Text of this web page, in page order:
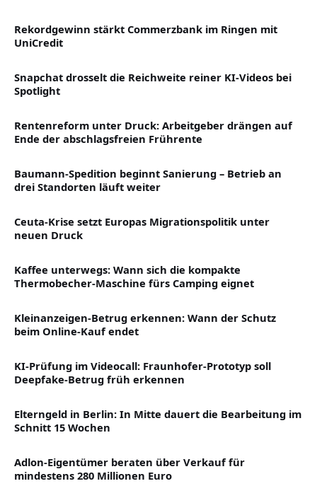
Rekordgewinn stärkt Commerzbank im Ringen mit
UniCredit
Snapchat drosselt die Reichweite reiner KI-Videos bei
Spotlight
Rentenreform unter Druck: Arbeitgeber drängen auf
Ende der abschlagsfreien Frührente
Baumann-Spedition beginnt Sanierung – Betrieb an
drei Standorten läuft weiter
Ceuta-Krise setzt Europas Migrationspolitik unter
neuen Druck
Kaffee unterwegs: Wann sich die kompakte
Thermobecher-Maschine fürs Camping eignet
Kleinanzeigen-Betrug erkennen: Wann der Schutz
beim Online-Kauf endet
KI-Prüfung im Videocall: Fraunhofer-Prototyp soll
Deepfake-Betrug früh erkennen
Elterngeld in Berlin: In Mitte dauert die Bearbeitung im
Schnitt 15 Wochen
Adlon-Eigentümer beraten über Verkauf für
mindestens 280 Millionen Euro